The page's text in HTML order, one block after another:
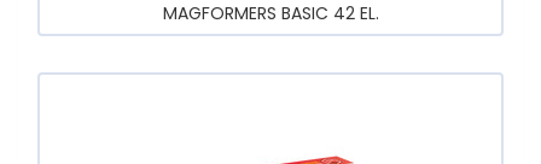
MAGFORMERS BASIC 42 EL.